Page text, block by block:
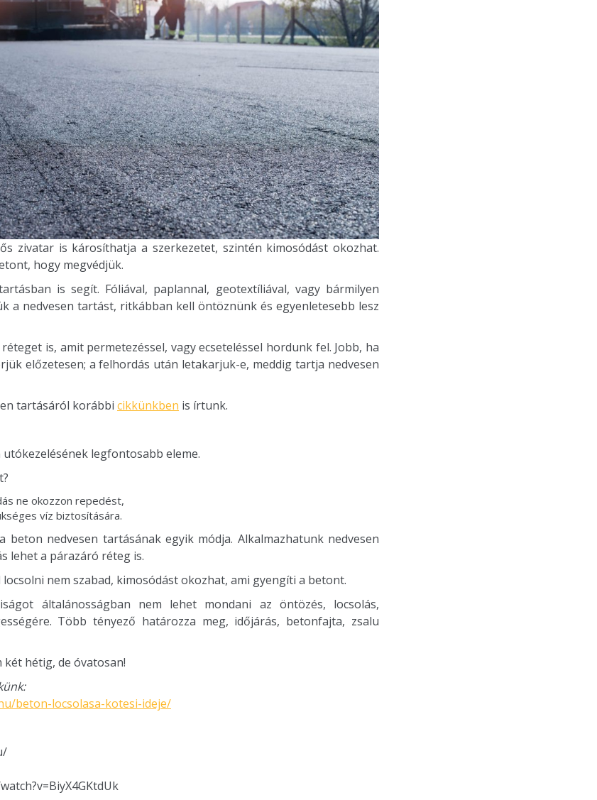
zivatar is károsíthatja a szerkezetet, szintén kimosódást okozhat.
hogy megvédjük.
is segít. Fóliával, paplannal, geotextíliával, vagy bármilyen
a nedvesen tartást, ritkábban kell öntöznünk és egyenletesebb lesz
is, amit permetezéssel, vagy ecseteléssel hordunk fel. Jobb, ha
előzetesen; a felhordás után letakarjuk-e, meddig tartja nedvesen
tartásáról korábbi cikkünkben is írtunk.
legfontosabb eleme.
ne okozzon repedést,
víz biztosítására.
beton nedvesen tartásának egyik módja. Alkalmazhatunk nedvesen
lehet a párazáró réteg is.
nem szabad, kimosódást okozhat, ami gyengíti a betont.
általánosságban nem lehet mondani az öntözés, locsolás,
Több tényező határozza meg, időjárás, betonfajta, zsalu
hétig, de óvatosan!
beton-locsolasa-kotesi-ideje/